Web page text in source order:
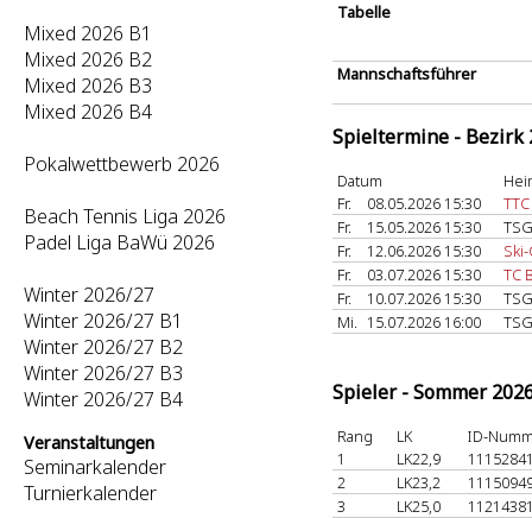
Mixed 2026 B1
Mixed 2026 B2
Mixed 2026 B3
Mixed 2026 B4
Pokalwettbewerb 2026
Beach Tennis Liga 2026
Padel Liga BaWü 2026
Winter 2026/27
Winter 2026/27 B1
Winter 2026/27 B2
Winter 2026/27 B3
Winter 2026/27 B4
Veranstaltungen
Seminarkalender
Turnierkalender
Tabelle
Mannschaftsführer
Spieltermine - Bezirk
Datum
Fr.
08.05.2026 15:30
Fr.
15.05.2026 15:30
Fr.
12.06.2026 15:30
Fr.
03.07.2026 15:30
TC
Fr.
10.07.2026 15:30
Mi. 15.07.2026 16:00
Spieler - Sommer
Rang LK
ID-
1
LK22,9
2
LK23,2
3
LK25,0